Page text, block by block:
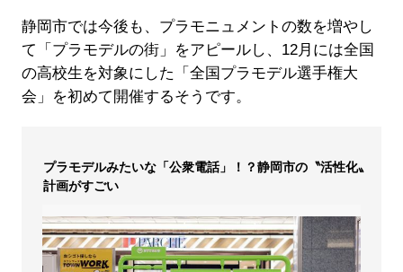
静岡市では今後も、プラモニュメントの数を増やし
て「プラモデルの街」をアピールし、12月には全国
の高校生を対象にした「全国プラモデル選手権大
会」を初めて開催するそうです。
プラモデルみたいな「公衆電話」！？静岡市の〝活性化〟
計画がすごい